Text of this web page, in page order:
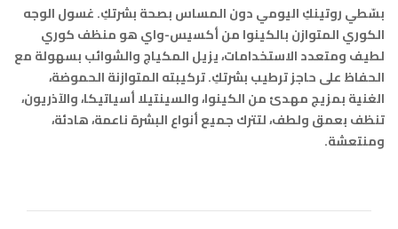
بسّطي روتينكِ اليومي دون المساس بصحة بشرتكِ. غسول الوجه
الكوري المتوازن بالكينوا من أكسيس-واي هو منظف كوري
لطيف ومتعدد الاستخدامات، يزيل المكياج والشوائب بسهولة مع
الحفاظ على حاجز ترطيب بشرتكِ. تركيبته المتوازنة الحموضة،
الغنية بمزيج مهدئ من الكينوا، والسينتيلا أسياتيكا، والآذريون،
تنظف بعمق ولطف، لتترك جميع أنواع البشرة ناعمة، هادئة،
ومنتعشة.